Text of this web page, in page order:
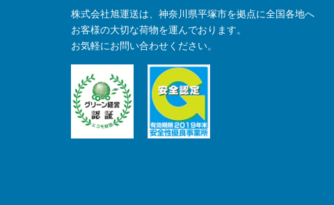
株式会社旭運送は、神奈川県平塚市を拠点に全国各地へ
お客様の大切な荷物を運んでおります。
お気軽にお問い合わせください。